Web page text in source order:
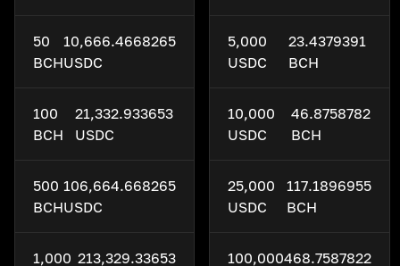
50
BCH
10,666.4668265
USDC
100
BCH
21,332.933653
USDC
500
BCH
106,664.668265
USDC
1,000 213,329.33653
5,000
USDC
23.4379391
BCH
10,000
USDC
46.8758782
BCH
25,000
USDC
117.1896955
BCH
100,000468.7587822